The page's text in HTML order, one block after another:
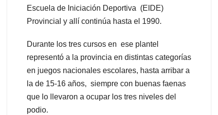
Escuela de Iniciación Deportiva (EIDE)
Provincial y allí continúa hasta el 1990.
Durante los tres cursos en ese plantel
representó a la provincia en distintas categorías
en juegos nacionales escolares, hasta arribar a
la de 15-16 años, siempre con buenas faenas
que lo llevaron a ocupar los tres niveles del
podio.